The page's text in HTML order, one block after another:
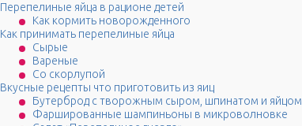
Перепелиные яйца в рационе детей
Как кормить новорожденного
Как принимать перепелиные яйца
Сырые
Вареные
Со скорлупой
Вкусные рецепты что приготовить из яиц
Бутерброд с творожным сыром, шпинатом и яйцом
Фаршированные шампиньоны в микроволновке